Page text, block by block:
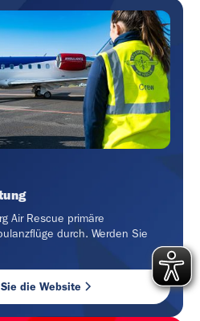
Air Rescue primäre
durch. Werden Sie
die Website